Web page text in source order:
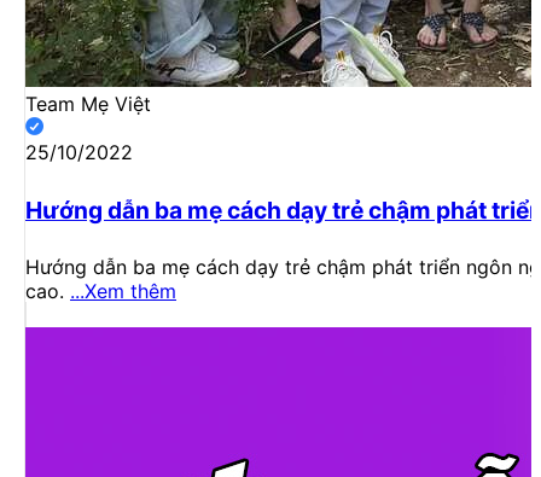
Team Mẹ Việt
25/10/2022
Hướng dẫn ba mẹ cách dạy trẻ chậm phát
Hướng dẫn ba mẹ cách dạy trẻ chậm phát triển ngôn
cao. ...Xem thêm